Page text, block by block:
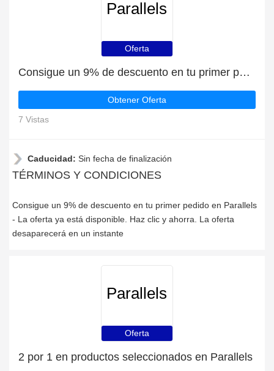
Parallels
Oferta
Consigue un 9% de descuento en tu primer pedido en Parallels
Obtener Oferta
7 Vistas
Caducidad: Sin fecha de finalización
TÉRMINOS Y CONDICIONES
Consigue un 9% de descuento en tu primer pedido en Parallels
- La oferta ya está disponible. Haz clic y ahorra. La oferta
desaparecerá en un instante
Parallels
Oferta
2 por 1 en productos seleccionados en Parallels